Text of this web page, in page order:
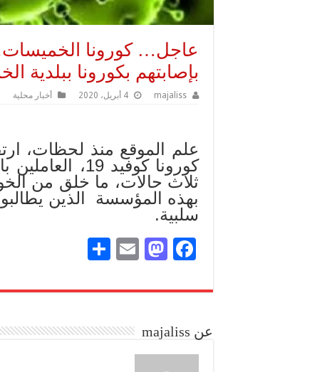
عاجل… كورونا
بإصابتهم بكورونا ببلدية
majaliss 4 أبريل، 2020 أخبار محلية
علم الموقع منذ لحظات،
كورونا كوفيد
ثلاث حالات، ما خلق من
بهذه المؤسسة الذين
سلبية.
Fa
bo
M
to
n
E
ail
re
عن majaliss